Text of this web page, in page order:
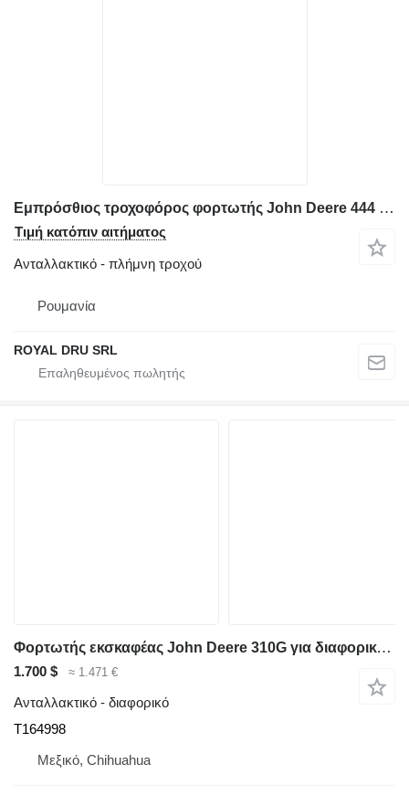
Εμπρόσθιος τροχοφόρος φορτωτής John Deere 444 E,F,G,H,J για πλήμνη τροχού
Τιμή κατόπιν αιτήματος
Ανταλλακτικό - πλήμνη τροχού
Ρουμανία
ROYAL DRU SRL
Φορτωτής εκσκαφέας John Deere 310G για διαφορικό John Deere T164998
1.700 $ ≈ 1.471 €
Ανταλλακτικό - διαφορικό
T164998
Μεξικό, Chihuahua